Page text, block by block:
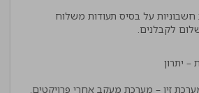
על בסיס תעודות משלוח
לקבלנים.
זיו – מערכת מעקב אחרי פרויקטים.